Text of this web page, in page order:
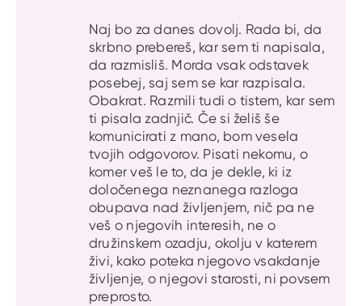
Naj bo za danes dovolj. Rada bi, da
skrbno prebereš, kar sem ti napisala,
da razmisliš. Morda vsak odstavek
posebej, saj sem se kar razpisala.
Obakrat. Razmili tudi o tistem, kar sem
ti pisala zadnjič. Če si želiš še
komunicirati z mano, bom vesela
tvojih odgovorov. Pisati nekomu, o
komer veš le to, da je dekle, ki iz
določenega neznanega razloga
obupava nad življenjem, nič pa ne
veš o njegovih interesih, ne o
družinskem ozadju, okolju v katerem
živi, kako poteka njegovo vsakdanje
življenje, o njegovi starosti, ni povsem
preprosto.